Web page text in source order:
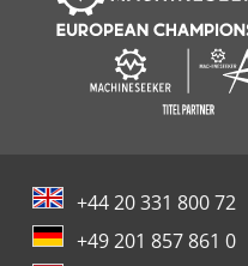
+44 20 331 800 72
+49 201 857 861 0